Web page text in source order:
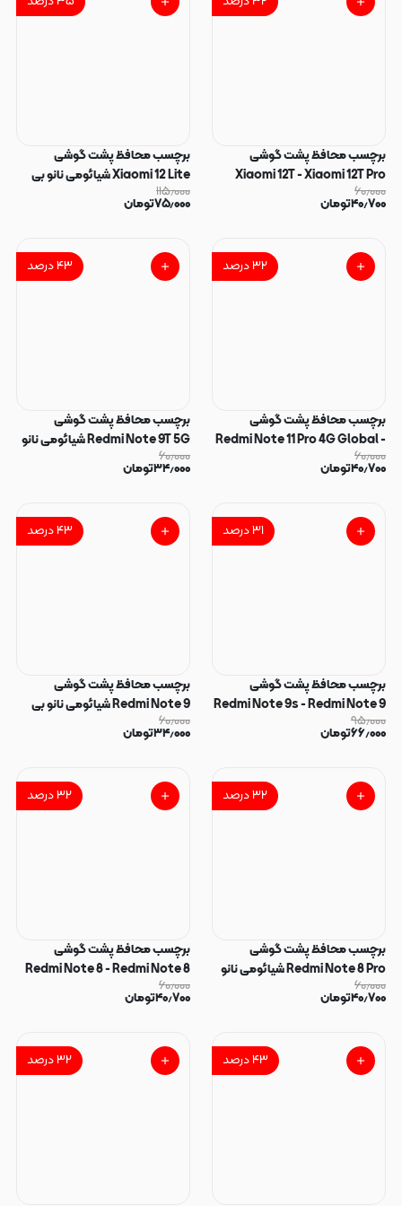
برچسب محافظ پشت گوشی
Xiaomi 12T - Xiaomi 12T Pro
شیائومی نانو بی رنگ شفاف کد
۶۰٫۰۰۰
۴۰٫۷۰۰تومان
برچسب محافظ پشت گوشی
Xiaomi 12 Lite شیائومی نانو بی
رنگ شفاف کد 40359
۱۱۵٫۰۰۰
۷۵٫۰۰۰تومان
۳۲درصد
برچسب محافظ پشت گوشی
Redmi Note 11 Pro 4G Global -
Redmi Note 11 Pro 5G Global -
Redmi Note 11E Pro - Redmi
رنگ شفاف کد 40337
۶۰٫۰۰۰
۴۰٫۷۰۰تومان
۴۳درصد
برچسب محافظ پشت گوشی
Redmi Note 9T 5G شیائومی نانو
بی رنگ شفاف کد 40334
۶۰٫۰۰۰
۳۴٫۰۰۰تومان
۳۱درصد
برچسب محافظ پشت گوشی
Redmi Note 9s - Redmi Note 9
Pro شیائومی نانو بی رنگ شفاف کد۹۵٫۰۰۰
۶۶٫۰۰۰تومان
۴۳درصد
برچسب محافظ پشت گوشی
Redmi Note 9 شیائومی نانو بی
رنگ شفاف کد 40332
۶۰٫۰۰۰
۳۴٫۰۰۰تومان
۳۲درصد
برچسب محافظ پشت گوشی
Redmi Note 8 Pro شیائومی نانو
بی رنگ شفاف کد 40331
۶۰٫۰۰۰
۴۰٫۷۰۰تومان
۳۲درصد
برچسب محافظ پشت گوشی
Redmi Note 8 - Redmi Note 8
2021 شیائومی نانو بی رنگ شفاف کد۶۰٫۰۰۰
۴۰٫۷۰۰تومان
۴۳درصد ۳۲درصد